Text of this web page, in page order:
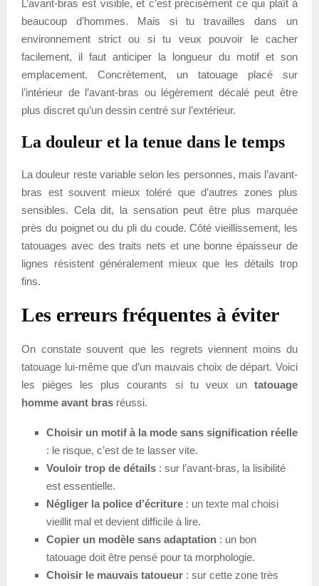
L’avant-bras est visible, et c’est précisément ce qui plaît à
beaucoup d’hommes. Mais si tu travailles dans un
environnement strict ou si tu veux pouvoir le cacher
facilement, il faut anticiper la longueur du motif et son
emplacement. Concrètement, un tatouage placé sur
l’intérieur de l’avant-bras ou légèrement décalé peut être
plus discret qu’un dessin centré sur l’extérieur.
La douleur et la tenue dans le temps
La douleur reste variable selon les personnes, mais l’avant-
bras est souvent mieux toléré que d’autres zones plus
sensibles. Cela dit, la sensation peut être plus marquée
près du poignet ou du pli du coude. Côté vieillissement, les
tatouages avec des traits nets et une bonne épaisseur de
lignes résistent généralement mieux que les détails trop
fins.
Les erreurs fréquentes à éviter
On constate souvent que les regrets viennent moins du
tatouage lui-même que d’un mauvais choix de départ. Voici
les pièges les plus courants si tu veux un tatouage
homme avant bras réussi.
Choisir un motif à la mode sans signification réelle
: le risque, c’est de te lasser vite.
Vouloir trop de détails : sur l’avant-bras, la lisibilité
est essentielle.
Négliger la police d’écriture : un texte mal choisi
vieillit mal et devient difficile à lire.
Copier un modèle sans adaptation : un bon
tatouage doit être pensé pour ta morphologie.
Choisir le mauvais tatoueur : sur cette zone très